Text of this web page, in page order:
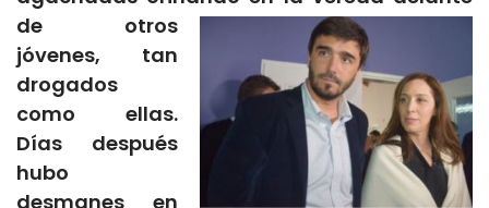
de otros
jóvenes, tan
drogados
como ellas.
Días después
hubo
desmanes en